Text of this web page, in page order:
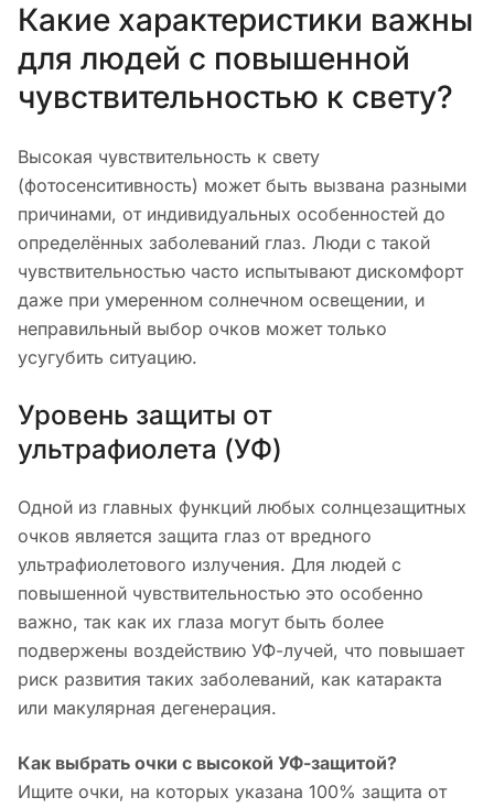
Какие характеристики важны
для людей с повышенной
чувствительностью к свету?
Высокая чувствительность к свету
(фотосенситивность) может быть вызвана разными
причинами, от индивидуальных особенностей до
определённых заболеваний глаз. Люди с такой
чувствительностью часто испытывают дискомфорт
даже при умеренном солнечном освещении, и
неправильный выбор очков может только
усугубить ситуацию.
Уровень защиты от
ультрафиолета (УФ)
Одной из главных функций любых солнцезащитных
очков является защита глаз от вредного
ультрафиолетового излучения. Для людей с
повышенной чувствительностью это особенно
важно, так как их глаза могут быть более
подвержены воздействию УФ-лучей, что повышает
риск развития таких заболеваний, как катаракта
или макулярная дегенерация.
Как выбрать очки с высокой УФ-защитой?
Ищите очки, на которых указана 100% защита от